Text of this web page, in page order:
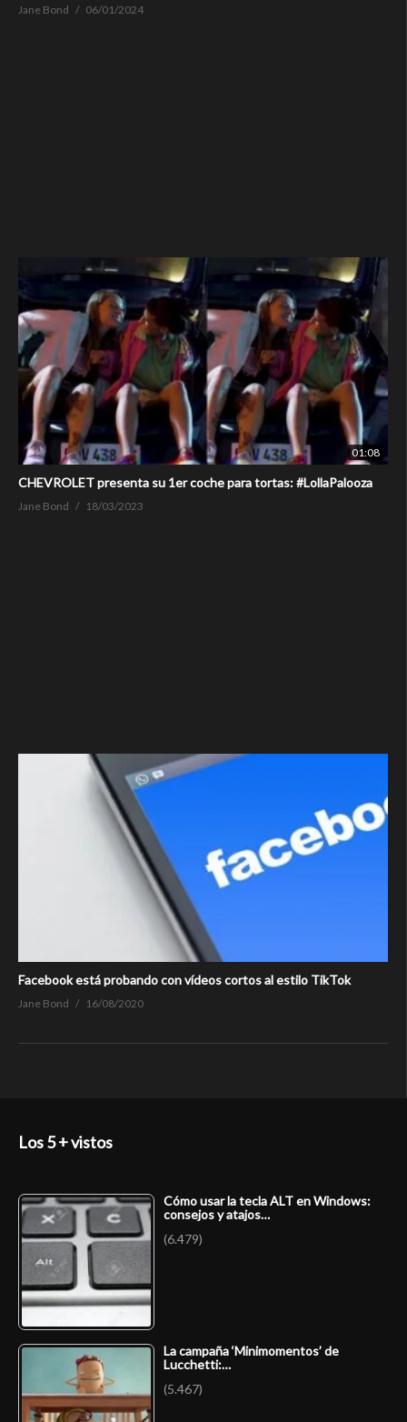
Jane Bond 06/01/2024
01:08
CHEVROLET presenta su 1er coche para tortas: #LollaPalooza
Jane Bond 18/03/2023
Facebook está probando con vídeos cortos al estilo TikTok
Jane Bond 16/08/2020
Los 5 + vistos
Cómo usar la tecla ALT en Windows:
consejos y atajos…
(6.479)
La campaña ‘Minimomentos’ de
Lucchetti:…
(5.467)